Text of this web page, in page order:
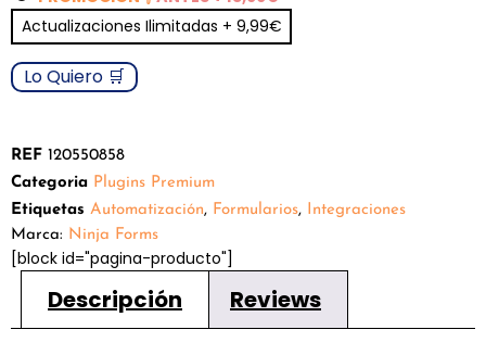
en
puntuaciones
de clientes
Actualizaciones Ilimitadas + 9,99€
Lo Quiero 🛒
REF 120550858
Categoria Plugins Premium
Etiquetas Automatización, Formularios,
Integraciones
Marca: Ninja Forms
[block id="pagina-producto"]
Descripción Reviews